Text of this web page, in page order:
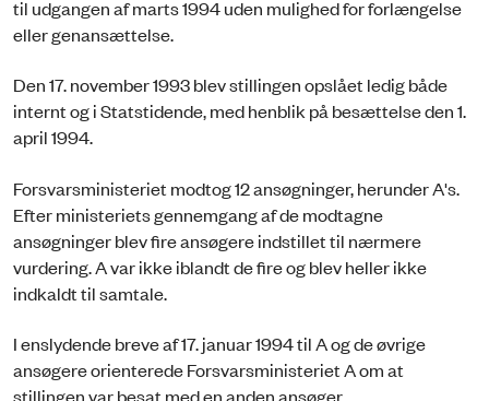
til udgangen af marts 1994 uden mulighed for forlængelse
eller genansættelse.
Den 17. november 1993 blev stillingen opslået ledig både
internt og i Statstidende, med henblik på besættelse den 1.
april 1994.
Forsvarsministeriet modtog 12 ansøgninger, herunder A's.
Efter ministeriets gennemgang af de modtagne
ansøgninger blev fire ansøgere indstillet til nærmere
vurdering. A var ikke iblandt de fire og blev heller ikke
indkaldt til samtale.
I enslydende breve af 17. januar 1994 til A og de øvrige
ansøgere orienterede Forsvarsministeriet A om at
stillingen var besat med en anden ansøger.